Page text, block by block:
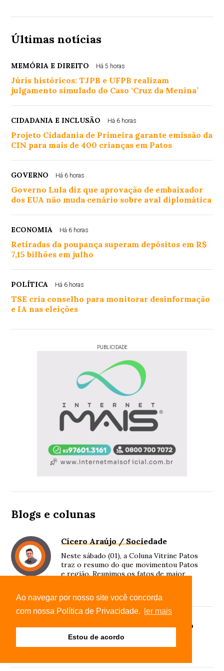
Ao navegar por nosso site você concorda
com nossa Política de Privacidade.
ler mais
Estou de acordo
Últimas notícias
MEMÓRIA E DIREITO Há 5 horas
Júris históricos: TJPB e UFPB realizam
julgamento simulado do Caso ‘Cruz da Menina’
CIDADANIA E INCLUSÃO Há 6 horas
Projeto Cidadania de Primeira garante emissão da
CIN para mais de 400 crianças em Patos
GOVERNO Há 6 horas
Governo Lula diz que aprovação de embaixador
dos EUA não muda cenário sobre aval diplomática
ECONOMIA Há 6 horas
Retiradas da poupança superam depósitos em R$
7,15 bilhões em julho
POLÍTICA Há 6 horas
TSE cria conselho para monitorar desinformação
e IA nas eleições
PUBLICIDADE
Blogs e colunas
Cícero Araújo / Sociedade
Neste sábado (01), a Coluna Vitrine Patos
traz o resumo do que movimentou Patos
e região. Reunimos os fatos de maior
Gilclécio Lucena / Comunicação
A importância do acompanhamento
pediátrico no desenvolvimento infantil